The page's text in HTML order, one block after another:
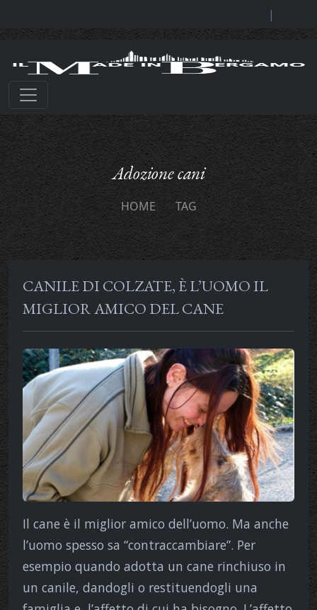
|
Adozione cani
HOME TAG
CANILE DI COLZATE, È L’UOMO IL
MIGLIOR AMICO DEL CANE
Il cane è il miglior amico dell’uomo. Ma anche
l’uomo spesso sa “contraccambiare”. Per
esempio quando adotta un cane rinchiuso in
un canile, dandogli o restituendogli una